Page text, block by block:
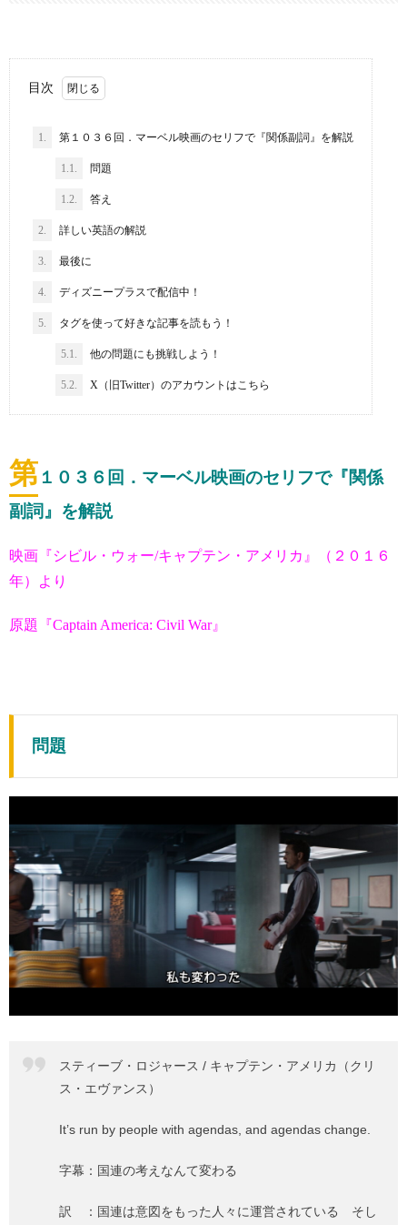
目次
1. 第１０３６回．マーベル映画のセリフで『関係副詞』を解説
1.1. 問題
1.2. 答え
2. 詳しい英語の解説
3. 最後に
4. ディズニープラスで配信中！
5. タグを使って好きな記事を読もう！
5.1. 他の問題にも挑戦しよう！
5.2. X（旧Twitter）のアカウントはこちら
第 １０３６ 回．マーベル映画のセリフで『関係
副詞』を解説
映画『シビル・ウォー/キャプテン・アメリカ』（２０１６
年）より
原題『Captain America: Civil War』
問題
スティーブ・ロジャース / キャプテン・アメリカ（クリ
ス・エヴァンス）
It’s run by people with agendas, and agendas change.
字幕：国連の考えなんて変わる
訳 ：国連は意図をもった人々に運営されている そし